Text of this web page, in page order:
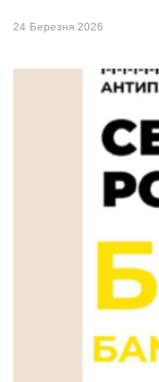
24 Березня 2026